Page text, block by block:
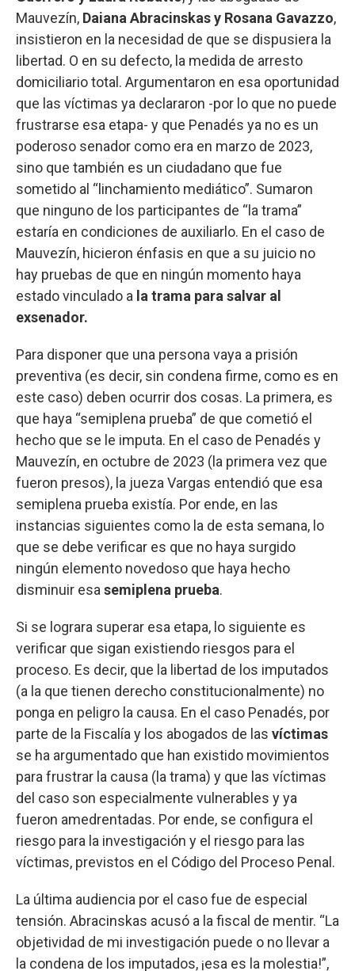
Mauvezín, Daiana Abracinskas y Rosana Gavazzo,
insistieron en la necesidad de que se dispusiera la
libertad. O en su defecto, la medida de arresto
domiciliario total. Argumentaron en esa oportunidad
que las víctimas ya declararon -por lo que no puede
frustrarse esa etapa- y que Penadés ya no es un
poderoso senador como era en marzo de 2023,
sino que también es un ciudadano que fue
sometido al “linchamiento mediático”. Sumaron
que ninguno de los participantes de “la trama”
estaría en condiciones de auxiliarlo. En el caso de
Mauvezín, hicieron énfasis en que a su juicio no
hay pruebas de que en ningún momento haya
estado vinculado a la trama para salvar al
exsenador.
Para disponer que una persona vaya a prisión
preventiva (es decir, sin condena firme, como es en
este caso) deben ocurrir dos cosas. La primera, es
que haya “semiplena prueba” de que cometió el
hecho que se le imputa. En el caso de Penadés y
Mauvezín, en octubre de 2023 (la primera vez que
fueron presos), la jueza Vargas entendió que esa
semiplena prueba existía. Por ende, en las
instancias siguientes como la de esta semana, lo
que se debe verificar es que no haya surgido
ningún elemento novedoso que haya hecho
disminuir esa semiplena prueba.
Si se lograra superar esa etapa, lo siguiente es
verificar que sigan existiendo riesgos para el
proceso. Es decir, que la libertad de los imputados
(a la que tienen derecho constitucionalmente) no
ponga en peligro la causa. En el caso Penadés, por
parte de la Fiscalía y los abogados de las víctimas
se ha argumentado que han existido movimientos
para frustrar la causa (la trama) y que las víctimas
del caso son especialmente vulnerables y ya
fueron amedrentadas. Por ende, se configura el
riesgo para la investigación y el riesgo para las
víctimas, previstos en el Código del Proceso Penal.
La última audiencia por el caso fue de especial
tensión. Abracinskas acusó a la fiscal de mentir. “La
objetividad de mi investigación puede o no llevar a
la condena de los imputados, ¡esa es la molestia!”,